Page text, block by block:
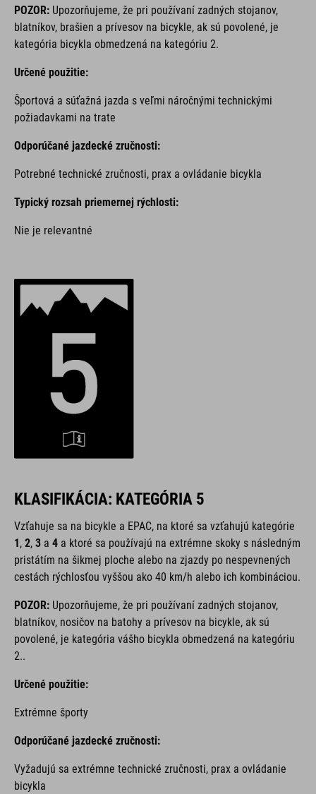
POZOR: Upozorňujeme, že pri používaní zadných stojanov,
blatníkov, brašien a prívesov na bicykle, ak sú povolené, je
kategória bicykla obmedzená na kategóriu 2.
Určené použitie:
Športová a súťažná jazda s veľmi náročnými technickými
požiadavkami na trate
Odporúčané jazdecké zručnosti:
Potrebné technické zručnosti, prax a ovládanie bicykla
Typický rozsah priemernej rýchlosti:
Nie je relevantné
KLASIFIKÁCIA: KATEGÓRIA 5
Vzťahuje sa na bicykle a EPAC, na ktoré sa vzťahujú kategórie
1, 2, 3 a 4 a ktoré sa používajú na extrémne skoky s následným
pristátím na šikmej ploche alebo na zjazdy po nespevnených
cestách rýchlosťou vyššou ako 40 km/h alebo ich kombináciou.
POZOR: Upozorňujeme, že pri používaní zadných stojanov,
blatníkov, nosičov na batohy a prívesov na bicykle, ak sú
povolené, je kategória vášho bicykla obmedzená na kategóriu
2..
Určené použitie:
Extrémne športy
Odporúčané jazdecké zručnosti:
Vyžadujú sa extrémne technické zručnosti, prax a ovládanie
bicykla